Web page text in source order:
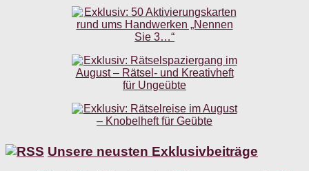
Unsere neusten Exklusivbeiträge